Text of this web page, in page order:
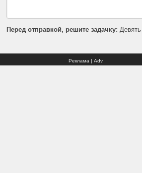
Перед отправкой, решите задачку:
Реклама | Adv